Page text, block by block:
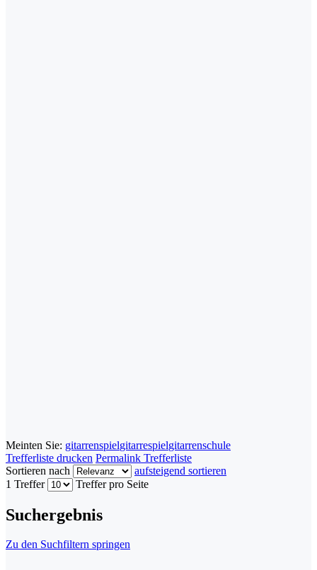
Meinten Sie: gitarrenspielgitarrespielgitarrenschule
Trefferliste drucken Permalink Trefferliste
Sortieren nach
aufsteigend sortieren
1 Treffer
Treffer pro Seite
Suchergebnis
Zu den Suchfiltern springen